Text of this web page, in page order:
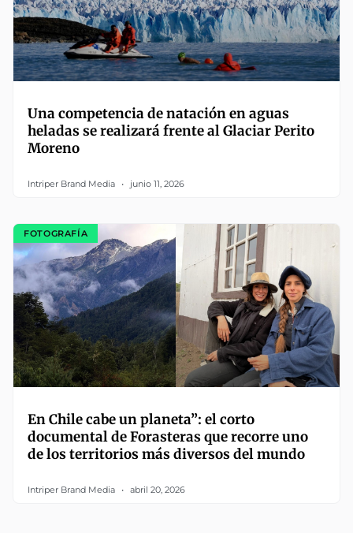
Una competencia de natación en aguas
heladas se realizará frente al Glaciar Perito
Moreno
Intriper Brand Media junio 11, 2026
FOTOGRAFÍA
En Chile cabe un planeta”: el corto
documental de Forasteras que recorre uno
de los territorios más diversos del mundo
Intriper Brand Media abril 20, 2026